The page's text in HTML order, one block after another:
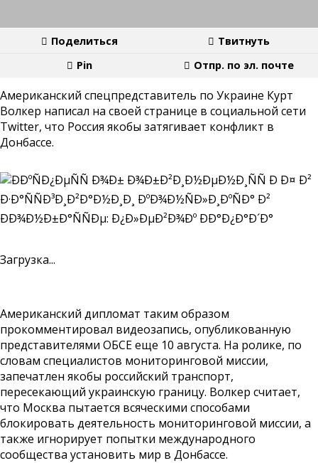
Поделиться
Твитнуть
Pin
Отпр. по эл. почте
Американский спецпредставитель по Украине Курт
Волкер написал на своей странице в социальной сети
Twitter, что Россия якобы затягивает конфликт в
Донбассе.
Загрузка...
Американский дипломат таким образом
прокомментировал видеозапись, опубликованную
представителями ОБСЕ еще 10 августа. На ролике, по
словам специалистов мониторинговой миссии,
запечатлен якобы российский транспорт,
пересекающий украинскую границу. Волкер считает,
что Москва пытается всяческими способами
блокировать деятельность мониторинговой миссии, а
также игнорирует попытки международного
сообщества установить мир в Донбассе.